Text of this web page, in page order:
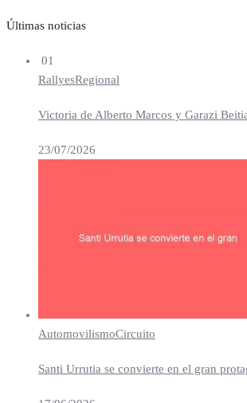
Últimas noticias
01
RallyesRegional
Victoria de Alberto Marcos y Garazi
23/07/2026
AutomovilismoCircuito
Santi Urrutia se convierte en el gran